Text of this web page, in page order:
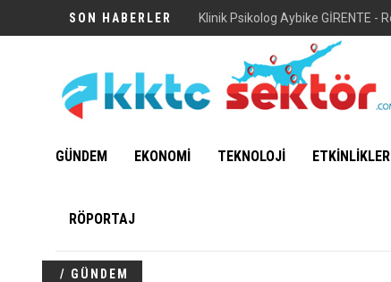
SON HABERLER Vuni Sarayı
GÜNDEM EKONOMİ TEKNOLOJİ ETKİNLİKLER
RÖPORTAJ
/ GÜNDEM